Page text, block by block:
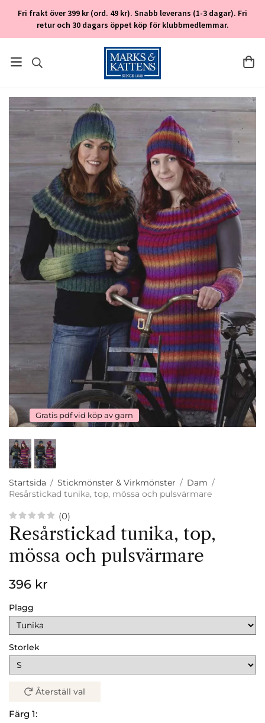
Fri frakt över 399 kr (ord. 49 kr). Snabb leverans (1-3 dagar). Fri
retur och 30 dagars öppet köp för klubbmedlemmar.
Gratis pdf vid köp av garn
Startsida / Stickmönster & Virkmönster / Dam /
Resårstickad tunika, top, mössa och pulsvärmare
(0)
Resårstickad tunika, top,
mössa och pulsvärmare
396 kr
Plagg
Storlek
Återställ val
Färg 1: